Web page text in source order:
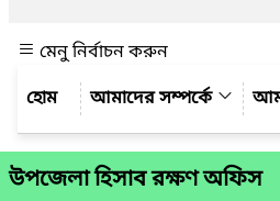
মেনু নির্বাচন করুন
আমাদের সম্পর্কে
উপজেলা হিসাব রক্ষণ অফিস